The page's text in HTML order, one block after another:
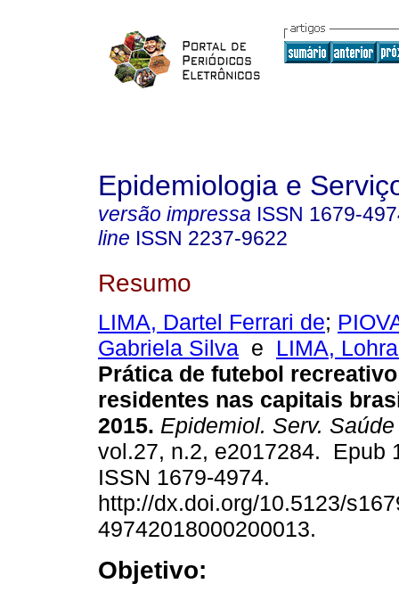
Epidemiologia e
versão impressa ISSN 1679-
line ISSN 2237-9622
Resumo
LIMA, Dartel Ferrari de;
Gabriela Silva e LIMA,
Prática de futebol
residentes nas capitais
2015. Epidemiol. Serv. Saúde
vol.27, n.2, e2017284. Epub
ISSN 1679-4974.
http://dx.doi.org/10.5123/
49742018000200013.
Objetivo: